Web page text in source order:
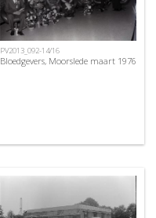
PV2013_092-14/16
Bloedgevers, Moorslede maart 1976